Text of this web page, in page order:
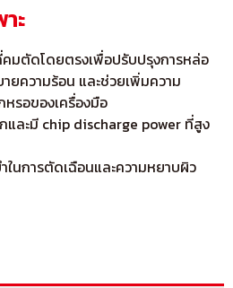
ะ
ตัดโดยตรงเพื่อปรับปรุงการหล่อ
ยความร้อน และช่วยเพิ่มความ
หรอของเครื่องมือ
และมี chip discharge power ที่สูง
นการตัดเฉือนและความหยาบผิว